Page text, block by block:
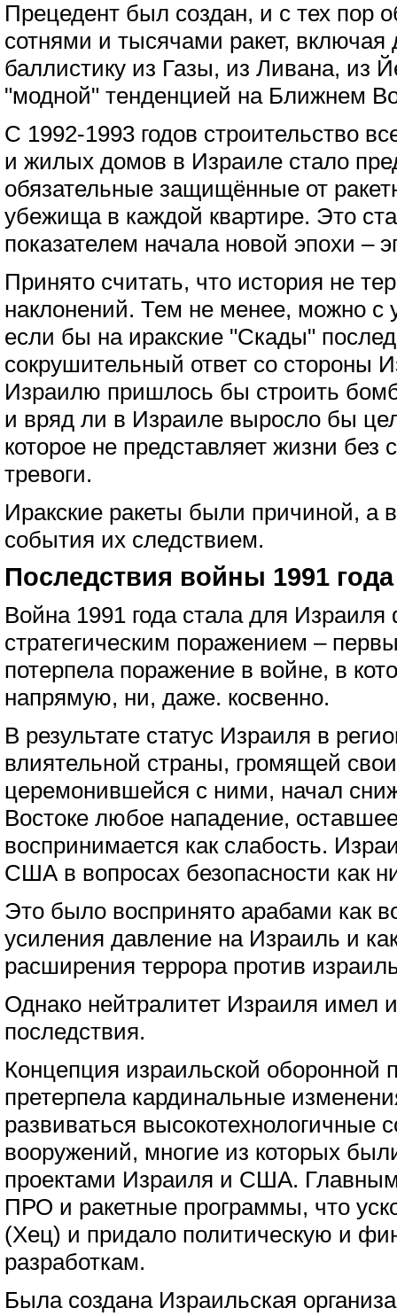
Прецедент был создан, и с тех пор
сотнями и тысячами ракет,
баллистику из Газы, из Ливана, из
"модной" тенденцией на Ближнем
С 1992-1993 годов строительство
и жилых домов в Израиле стало
обязательные защищённые от
убежища в каждой квартире. Это
показателем начала новой эпохи –
Принято считать, что история не
наклонений. Тем не менее, можно с
если бы на иракские "Скады"
сокрушительный ответ со стороны
Израилю пришлось бы строить
и вряд ли в Израиле выросло бы
которое не представляет жизни без
тревоги.
Иракские ракеты были причиной, а
события их следствием.
Последствия войны 1991 года
Война 1991 года стала для Израиля
стратегическим поражением –
потерпела поражение в войне, в
напрямую, ни, даже. косвенно.
В результате статус Израиля в
влиятельной страны, громящей
церемонившейся с ними, начал
Востоке любое нападение,
воспринимается как слабость.
США в вопросах безопасности как
Это было воспринято арабами как
усиления давление на Израиль и
расширения террора против
Однако нейтралитет Израиля имел
последствия.
Концепция израильской
претерпела кардинальные
развиваться высокотехнологичные
вооружений, многие из которых
проектами Израиля и США.
ПРО и ракетные программы, что
(Хец) и придало политическую и
разработкам.
Была создана Израильская